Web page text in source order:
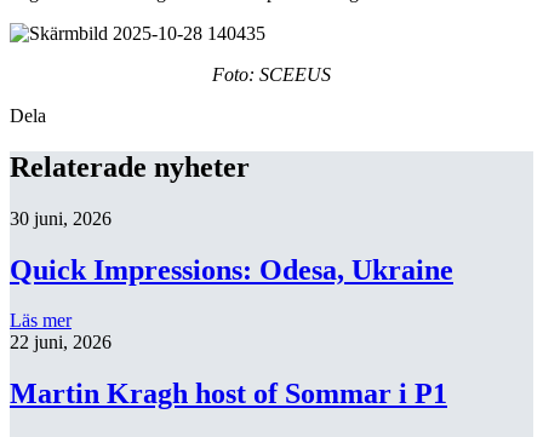
Foto: SCEEUS
Dela
Relaterade nyheter
30 juni, 2026
Quick Impressions: Odesa, Ukraine
Läs mer
22 juni, 2026
Martin Kragh host of Sommar i P1